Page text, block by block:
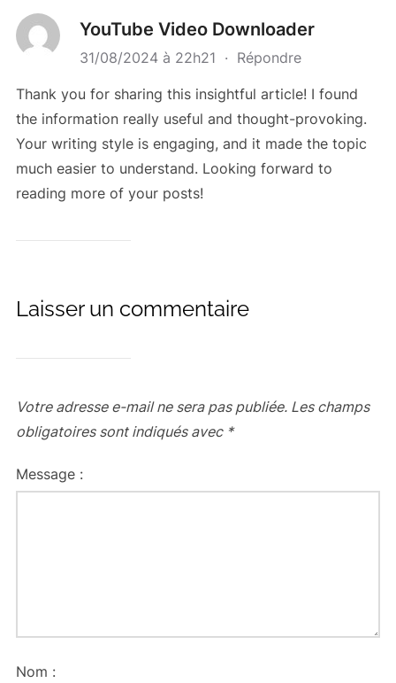
YouTube Video Downloader
31/08/2024 à 22h21 · Répondre
Thank you for sharing this insightful article! I found
the information really useful and thought-provoking.
Your writing style is engaging, and it made the topic
much easier to understand. Looking forward to
reading more of your posts!
Laisser un commentaire
Votre adresse e-mail ne sera pas publiée. Les champs
obligatoires sont indiqués avec *
Message :
Nom :